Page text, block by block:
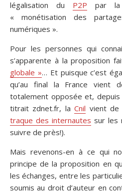
légalisation du P2P par la
« monétisation des
numériques ».
Pour les personnes qui
s’apparente à la proposition
globale »… Et puisque c’est
qu’au final la France vient
totalement opposée et,
titrait zdnet.fr, laCnil vient de
traque des internautes sur les
suivre de près!).
Mais revenons-en à ce qui
principe de la proposition en
les échanges, entre les
soumis au droit d’auteur en